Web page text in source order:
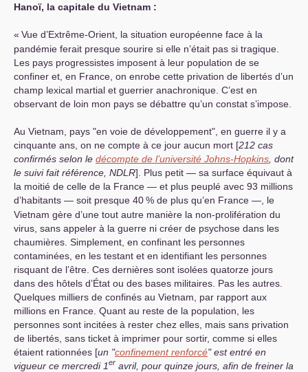
Hanoï, la capitale du Vietnam :
« Vue d’Extrême-Orient, la situation européenne face à la
pandémie ferait presque sourire si elle n’était pas si tragique.
Les pays progressistes imposent à leur population de se
confiner et, en France, on enrobe cette privation de libertés d’un
champ lexical martial et guerrier anachronique. C’est en
observant de loin mon pays se débattre qu’un constat s’impose.
Au Vietnam, pays "en voie de développement", en guerre il y a
cinquante ans, on ne compte à ce jour aucun mort [212 cas
confirmés selon le décompte de l’université Johns-Hopkins , dont
le suivi fait référence, NDLR]. Plus petit — sa surface équivaut à
la moitié de celle de la France — et plus peuplé avec 93 millions
d’habitants — soit presque 40% de plus qu’en France —, le
Vietnam gère d’une tout autre manière la non-prolifération du
virus, sans appeler à la guerre ni créer de psychose dans les
chaumières. Simplement, en confinant les personnes
contaminées, en les testant et en identifiant les personnes
risquant de l’être. Ces dernières sont isolées quatorze jours
dans des hôtels d’État ou des bases militaires. Pas les autres.
Quelques milliers de confinés au Vietnam, par rapport aux
millions en France. Quant au reste de la population, les
personnes sont incitées à rester chez elles, mais sans privation
de libertés, sans ticket à imprimer pour sortir, comme si elles
étaient rationnées [un "confinement renforcé" est entré en
vigueur ce mercredi 1er avril, pour quinze jours, afin de freiner la